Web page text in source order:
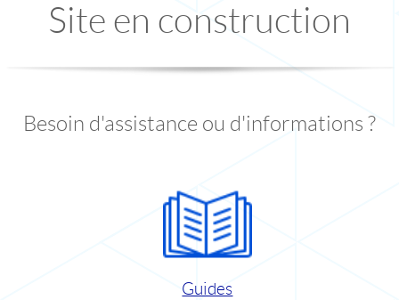
Site en construction
Besoin d'assistance ou d'informations ?
Guides